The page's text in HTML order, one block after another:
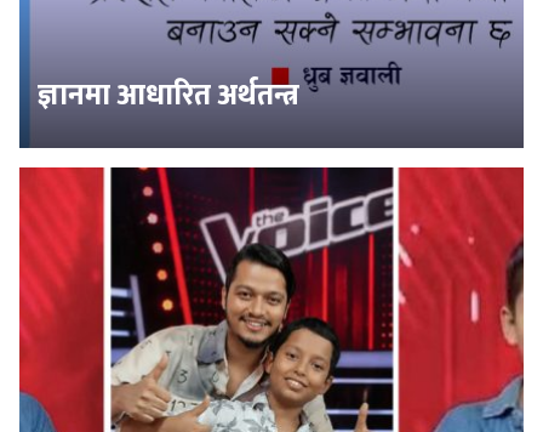
ज्ञानमा आधारित अर्थतन्त्र